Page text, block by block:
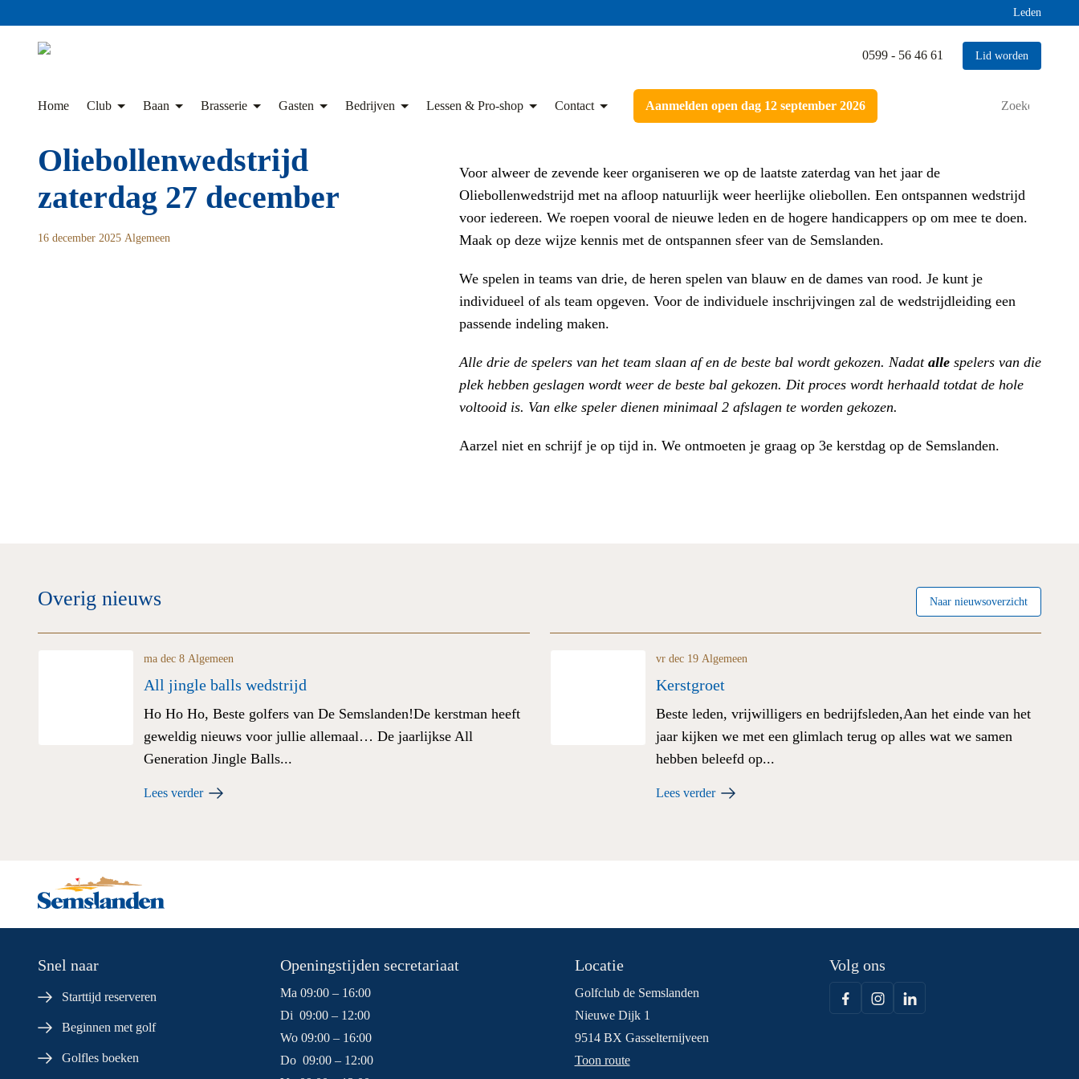
Leden
0599 - 56 46 61 Lid worden
Home Club Baan Brasserie Gasten Bedrijven Lessen & Pro-shop Contact Aanmelden open dag 12 september 2026
Oliebollenwedstrijd
zaterdag 27 december
16 december 2025 Algemeen
Voor alweer de zevende keer organiseren we op de laatste zaterdag van het jaar de
Oliebollenwedstrijd met na afloop natuurlijk weer heerlijke oliebollen. Een ontspannen wedstrijd
voor iedereen. We roepen vooral de nieuwe leden en de hogere handicappers op om mee te doen.
Maak op deze wijze kennis met de ontspannen sfeer van de Semslanden.
We spelen in teams van drie, de heren spelen van blauw en de dames van rood. Je kunt je
individueel of als team opgeven. Voor de individuele inschrijvingen zal de wedstrijdleiding een
passende indeling maken.
Alle drie de spelers van het team slaan af en de beste bal wordt gekozen. Nadat alle spelers van die
plek hebben geslagen wordt weer de beste bal gekozen. Dit proces wordt herhaald totdat de hole
voltooid is. Van elke speler dienen minimaal 2 afslagen te worden gekozen.
Aarzel niet en schrijf je op tijd in. We ontmoeten je graag op 3e kerstdag op de Semslanden.
Overig nieuws Naar nieuwsoverzicht
ma dec 8 Algemeen
All jingle balls wedstrijd
Ho Ho Ho, Beste golfers van De Semslanden!De kerstman heeft
geweldig nieuws voor jullie allemaal… De jaarlijkse All
Generation Jingle Balls...
Lees verder
vr dec 19 Algemeen
Kerstgroet
Beste leden, vrijwilligers en bedrijfsleden,Aan het einde van het
jaar kijken we met een glimlach terug op alles wat we samen
hebben beleefd op...
Lees verder
Snel naar
Starttijd reserveren
Beginnen met golf
Golfles boeken
Openingstijden secretariaat
Ma 09:00 – 16:00
Di 09:00 – 12:00
Wo 09:00 – 16:00
Do 09:00 – 12:00
Locatie
Golfclub de Semslanden
Nieuwe Dijk 1
9514 BX Gasselternijveen
Toon route
Volg ons